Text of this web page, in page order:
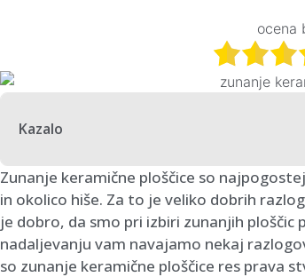
ocena
Kazalo
Zunanje keramične ploščice so
in okolico hiše. Za to je veliko dobrih
je dobro, da smo pri izbiri zunanjih ploščic
nadaljevanju vam navajamo nekaj
so zunanje keramične ploščice res prava